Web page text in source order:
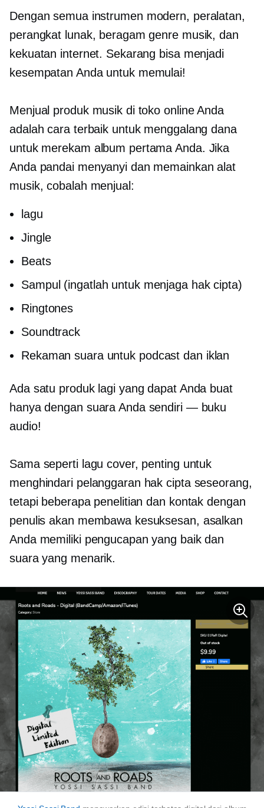
Dengan semua instrumen modern, peralatan,
perangkat lunak, beragam genre musik, dan
kekuatan internet. Sekarang bisa menjadi
kesempatan Anda untuk memulai!
Menjual produk musik di toko online Anda
adalah cara terbaik untuk menggalang dana
untuk merekam album pertama Anda. Jika
Anda pandai menyanyi dan memainkan alat
musik, cobalah menjual:
lagu
Jingle
Beats
Sampul (ingatlah untuk menjaga hak cipta)
Ringtones
Soundtrack
Rekaman suara untuk podcast dan iklan
Ada satu produk lagi yang dapat Anda buat
hanya dengan suara Anda sendiri — buku
audio!
Sama seperti lagu cover, penting untuk
menghindari pelanggaran hak cipta seseorang,
tetapi beberapa penelitian dan kontak dengan
penulis akan membawa kesuksesan, asalkan
Anda memiliki pengucapan yang baik dan
suara yang menarik.